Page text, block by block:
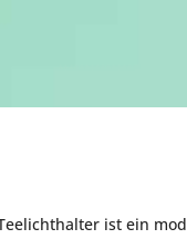
ist ein